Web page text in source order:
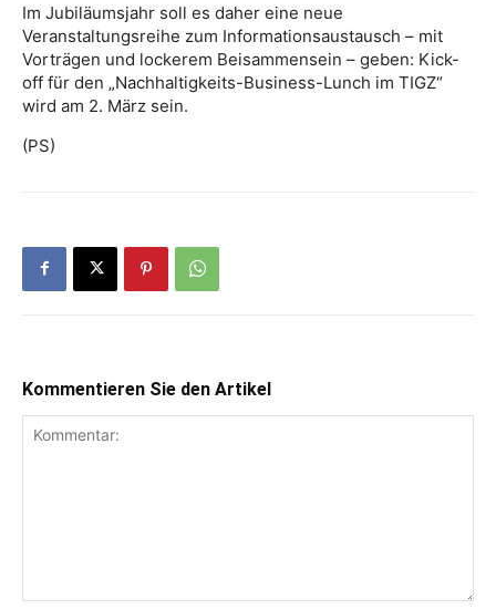
Im Jubiläumsjahr soll es daher eine neue
Veranstaltungsreihe zum Informationsaustausch – mit
Vorträgen und lockerem Beisammensein – geben: Kick-
off für den „Nachhaltigkeits-Business-Lunch im TIGZ“
wird am 2. März sein.
(PS)
Kommentieren Sie den Artikel